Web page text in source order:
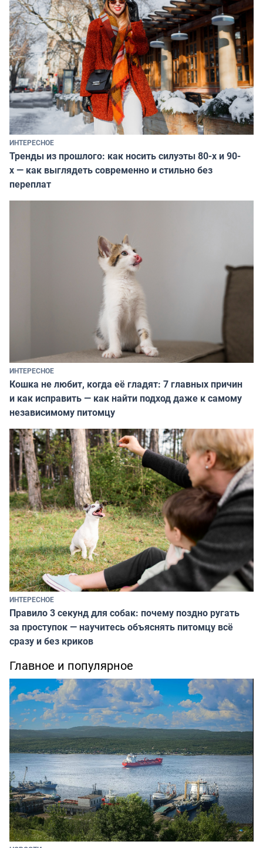
ИНТЕРЕСНОЕ
Тренды из прошлого: как носить силуэты 80-х и 90-
х — как выглядеть современно и стильно без
переплат
ИНТЕРЕСНОЕ
Кошка не любит, когда её гладят: 7 главных причин
и как исправить — как найти подход даже к самому
независимому питомцу
ИНТЕРЕСНОЕ
Правило 3 секунд для собак: почему поздно ругать
за проступок — научитесь объяснять питомцу всё
сразу и без криков
Главное и популярное